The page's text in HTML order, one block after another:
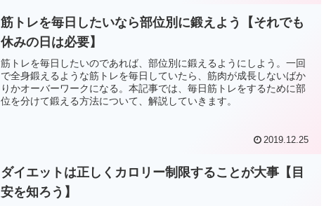
筋トレを毎日したいなら部位別に鍛えよう【それでも
休みの日は必要】
筋トレを毎日したいのであれば、部位別に鍛えるようにしよう。一回
で全身鍛えるような筋トレを毎日していたら、筋肉が成長しないばか
りかオーバーワークになる。本記事では、毎日筋トレをするために部
位を分けて鍛える方法について、解説していきます。
2019.12.25
ダイエットは正しくカロリー制限することが大事【目
安を知ろう】